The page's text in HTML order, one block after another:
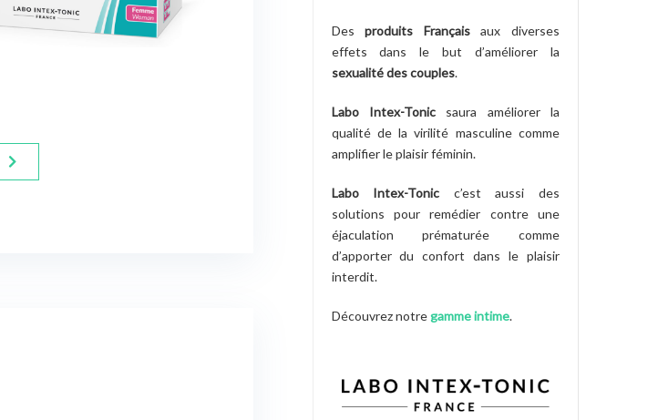
Desproduits Françaisaux diverses
effets dans le but d’améliorer la
sexualité des couples.
Labo Intex-Tonicsaura améliorer la
qualité de la virilité masculine comme
amplifier le plaisir féminin.
Labo Intex-Tonic c’est aussi des
solutions pour remédier contre une
éjaculation prématurée comme
d’apporter du confort dans le plaisir
interdit.
Découvrez notregamme intime.